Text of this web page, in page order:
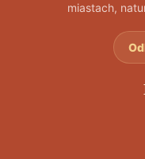
miastach,